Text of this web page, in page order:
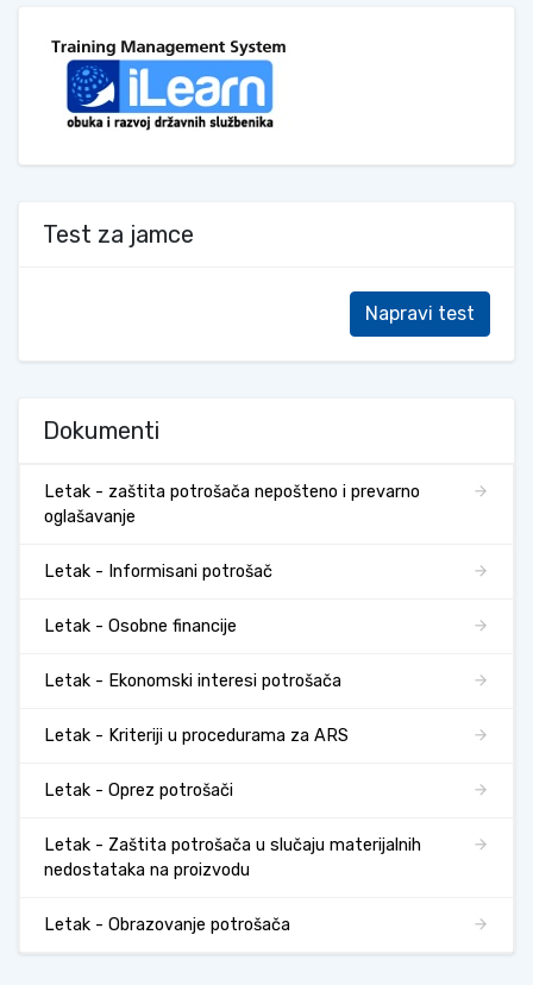
Test za jamce
Napravi test
Dokumenti
Letak - zaštita potrošača nepošteno i prevarno
oglašavanje
Letak - Informisani potrošač
Letak - Osobne financije
Letak - Ekonomski interesi potrošača
Letak - Kriteriji u procedurama za ARS
Letak - Oprez potrošači
Letak - Zaštita potrošača u slučaju materijalnih
nedostataka na proizvodu
Letak - Obrazovanje potrošača